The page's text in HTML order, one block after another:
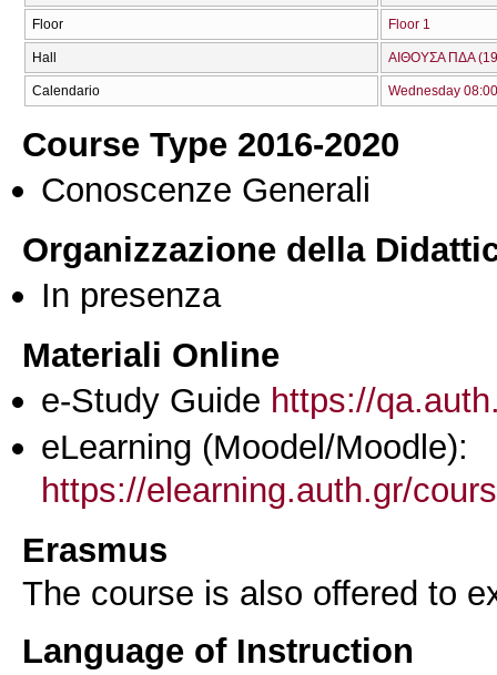
Floor Floor 1
Hall ΑΙΘΟΥΣΑ ΠΔΑ
Calendario Wednesday
Course Type 2016-2020
Conoscenze Generali
Organizzazione della
In presenza
Materiali Online
e-Study Guide https://
eLearning (Moodel/Moodle):
https://elearning.auth.gr/
Erasmus
The course is also offered to
Language of Instruction